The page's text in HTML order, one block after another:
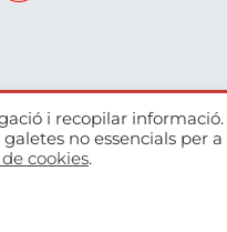
de música
i recopilar informació.
no essencials per a
cookies.